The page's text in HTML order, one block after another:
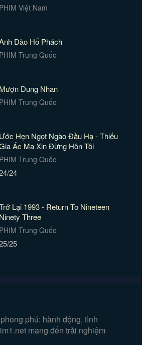
PHIM Việt Nam
Đào Hổ Phách
PHIM Trung Quốc
Mượn Dung Nhan
PHIM Trung Quốc
Ước Hẹn Ngọt Ngào Đầu Hạ - Thiếu
Ác Ma Xin Đừng Hôn Tôi
PHIM Trung Quốc
24
Lại 1993 - Return To Nineteen
Ninety Three
PHIM Trung Quốc
25
phú: hành động, tình
mang đến trải nghiệm